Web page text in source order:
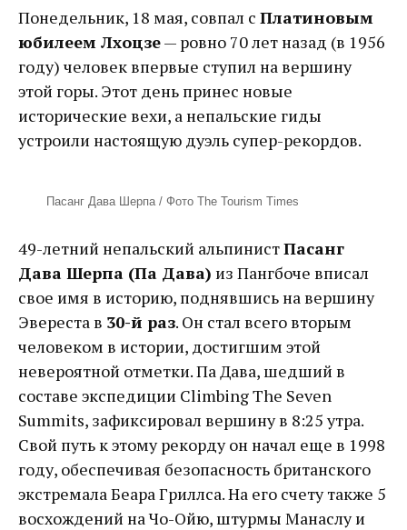
Понедельник, 18 мая, совпал с Платиновым
юбилеем Лхоцзе— ровно 70 лет назад (в 1956
году) человек впервые ступил на вершину
этой горы. Этот день принес новые
исторические вехи, а непальские гиды
устроили настоящую дуэль супер-рекордов.
Пасанг Дава Шерпа / Фото The Tourism Times
49-летний непальский альпинистПасанг
Дава Шерпа (Па Дава) из Пангбоче вписал
свое имя в историю, поднявшись на вершину
Эвереста в 30-й раз. Он стал всего вторым
человеком в истории, достигшим этой
невероятной отметки. Па Дава, шедший в
составе экспедиции Climbing The Seven
Summits, зафиксировал вершину в 8:25 утра.
Свой путь к этому рекорду он начал еще в 1998
году, обеспечивая безопасность британского
экстремала Беара Гриллса. На его счету также 5
восхождений на Чо-Ойю, штурмы Манаслу и